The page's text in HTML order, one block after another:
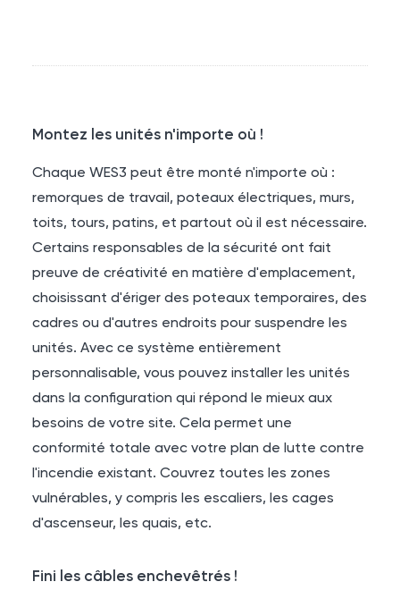
Montez les unités n'importe où !
Chaque WES3 peut être monté n'importe où :
remorques de travail, poteaux électriques, murs,
toits, tours, patins, et partout où il est nécessaire.
Certains responsables de la sécurité ont fait
preuve de créativité en matière d'emplacement,
choisissant d'ériger des poteaux temporaires, des
cadres ou d'autres endroits pour suspendre les
unités. Avec ce système entièrement
personnalisable, vous pouvez installer les unités
dans la configuration qui répond le mieux aux
besoins de votre site. Cela permet une
conformité totale avec votre plan de lutte contre
l'incendie existant. Couvrez toutes les zones
vulnérables, y compris les escaliers, les cages
d'ascenseur, les quais, etc.
Fini les câbles enchevêtrés !